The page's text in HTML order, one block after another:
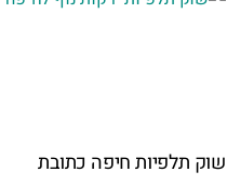
שוק תלפיות חיפה כתובת